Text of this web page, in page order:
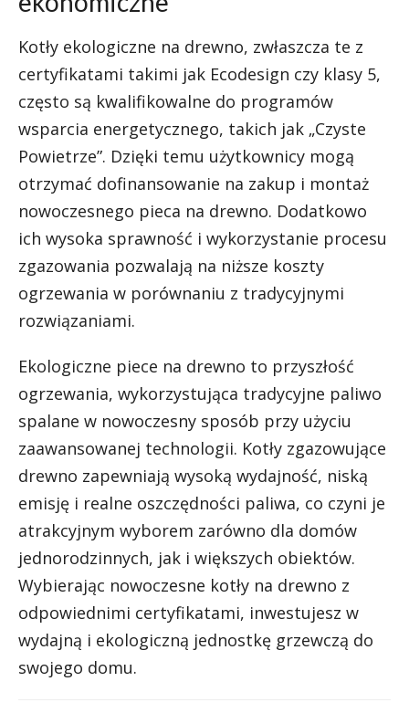
Kotły ekologiczne na drewno, zwłaszcza te z
certyfikatami takimi jak Ecodesign czy klasy 5,
często są kwalifikowalne do programów
wsparcia energetycznego, takich jak „Czyste
Powietrze”. Dzięki temu użytkownicy mogą
otrzymać dofinansowanie na zakup i montaż
nowoczesnego pieca na drewno. Dodatkowo
ich wysoka sprawność i wykorzystanie procesu
zgazowania pozwalają na niższe koszty
ogrzewania w porównaniu z tradycyjnymi
rozwiązaniami.
Ekologiczne piece na drewno to przyszłość
ogrzewania, wykorzystująca tradycyjne paliwo
spalane w nowoczesny sposób przy użyciu
zaawansowanej technologii. Kotły zgazowujące
drewno zapewniają wysoką wydajność, niską
emisję i realne oszczędności paliwa, co czyni je
atrakcyjnym wyborem zarówno dla domów
jednorodzinnych, jak i większych obiektów.
Wybierając nowoczesne kotły na drewno z
odpowiednimi certyfikatami, inwestujesz w
wydajną i ekologiczną jednostkę grzewczą do
swojego domu.